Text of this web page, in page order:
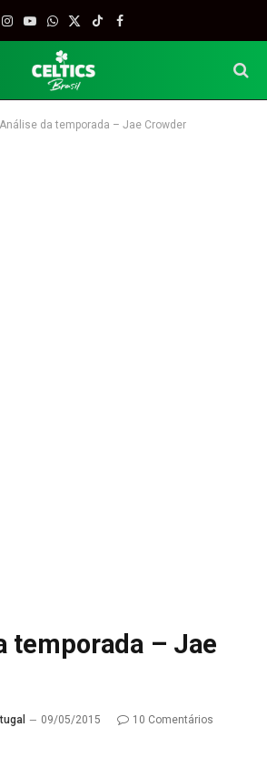
Instagram
YouTube
WhatsApp
X
TikTokFacebook
Análise da temporada – Jae Crowder
temporada – Jae
09/05/2015
10 Comentários